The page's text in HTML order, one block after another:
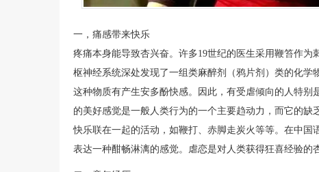
一，痛感带来快乐
疼痛本身能导致杏兴奋。许多19世纪的医生采用鞭笞作
枢神经系统深处发现了一组类麻醉剂（鸦片剂）类的化
这种物质有产生安多酚快感。因此，有受虐倾向的人特
的美好感觉是一般人类行为的一个主要趋动力，而它的
快乐联在一起的活动，如鞭打、赤脚走炭火等等。在中国
表达一种酣畅淋漓的感觉。虐恋是对人类获得狂喜经验的